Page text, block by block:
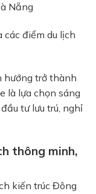
Nẵng
điểm du lịch
hướng trở thành
là lựa chọn sáng
tư lưu trú, nghỉ
thông minh,
kiến trúc Đông